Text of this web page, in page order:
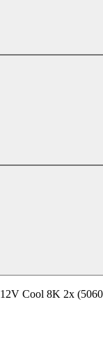
12V Cool 8K 2x